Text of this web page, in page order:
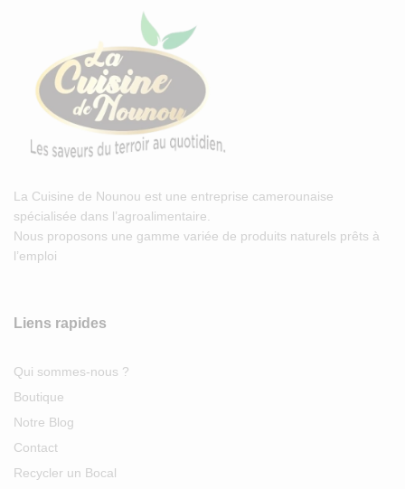
La Cuisine de Nounou est une entreprise camerounaise
spécialisée dans l’agroalimentaire.
Nous proposons une gamme variée de produits naturels prêts à
l’emploi
Liens rapides
Qui sommes-nous ?
Boutique
Notre Blog
Contact
Recycler un Bocal